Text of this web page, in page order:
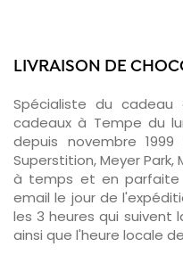
LIVRAISON DE
Spécialiste du
cadeaux à Tempe du
depuis novembre
Superstition, Meyer
à temps et en parfaite
email le jour de
les 3 heures qui suivent
ainsi que l'heure locale